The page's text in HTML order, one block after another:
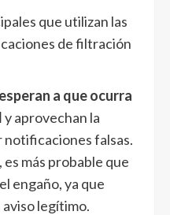
que utilizan las
de filtración
a que ocurra
y aprovechan la
notificaciones falsas.
más probable que
engaño, ya que
legítimo.